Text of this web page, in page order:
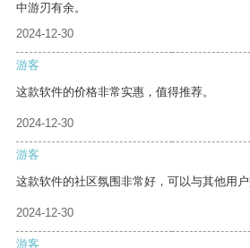
中游刃有余。
2024-12-30
游客
这款软件的价格非常实惠，值得推荐。
2024-12-30
游客
这款软件的社区氛围非常好，可以与其他用户
2024-12-30
游客